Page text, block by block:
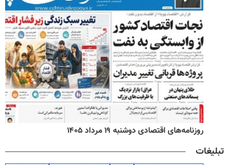
روزنامه‌های اقتصادی دوشنبه ۱۹ مرداد ۱۴۰۵
تبلیغات